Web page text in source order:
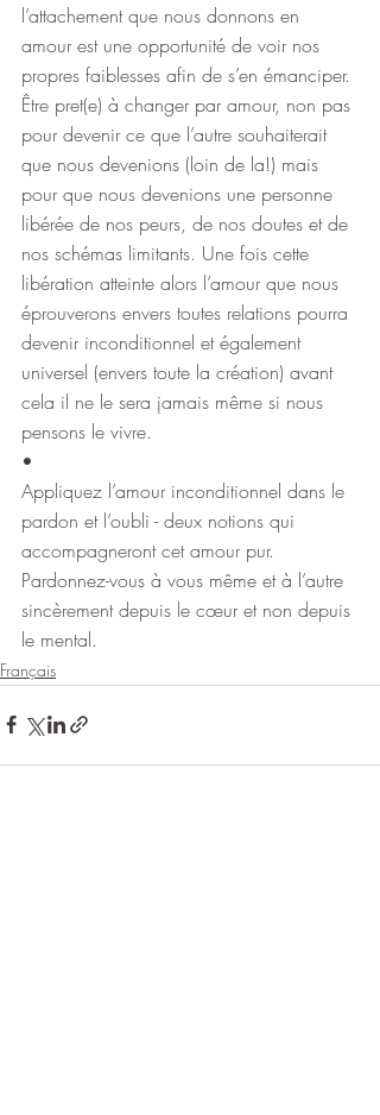
l’attachement que nous donnons en
amour est une opportunité de voir nos
propres faiblesses afin de s’en émanciper.
Être pret(e) à changer par amour, non pas
pour devenir ce que l’autre souhaiterait
que nous devenions (loin de la!) mais
pour que nous devenions une personne
libérée de nos peurs, de nos doutes et de
nos schémas limitants. Une fois cette
libération atteinte alors l’amour que nous
éprouverons envers toutes relations pourra
devenir inconditionnel et également
universel (envers toute la création) avant
cela il ne le sera jamais même si nous
pensons le vivre.
•
Appliquez l’amour inconditionnel dans le
pardon et l’oubli - deux notions qui
accompagneront cet amour pur.
Pardonnez-vous à vous même et à l’autre
sincèrement depuis le cœur et non depuis
le mental.
Français